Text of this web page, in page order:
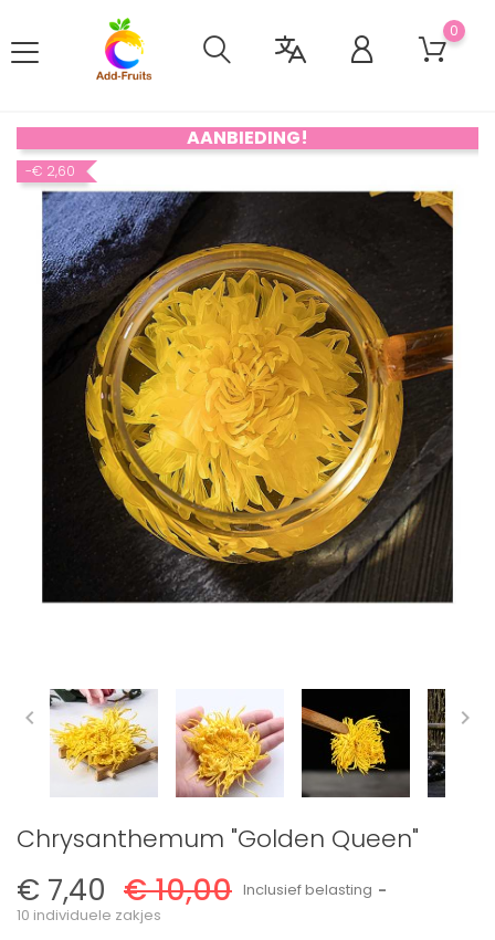
0
AANBIEDING!
-€ 2,60
 
Chrysanthemum "Golden Queen"
€ 10,00
€ 7,40
Inclusief belasting
10 individuele zakjes